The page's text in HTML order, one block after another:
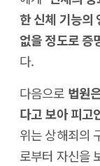
한 신체 기능의
없을 정도로 증
다.
다음으로 법원
다고 보아 피고
위는 상해죄의
로부터 자신을